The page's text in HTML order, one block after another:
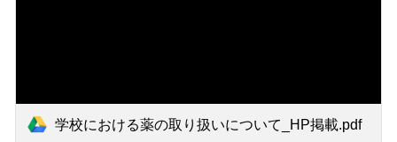
学校における薬の取り扱いについて_HP掲載.pdf